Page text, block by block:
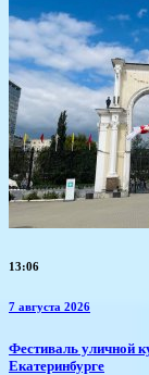
13:06
7 августа 2026
​Фестиваль уличной
Екатеринбурге